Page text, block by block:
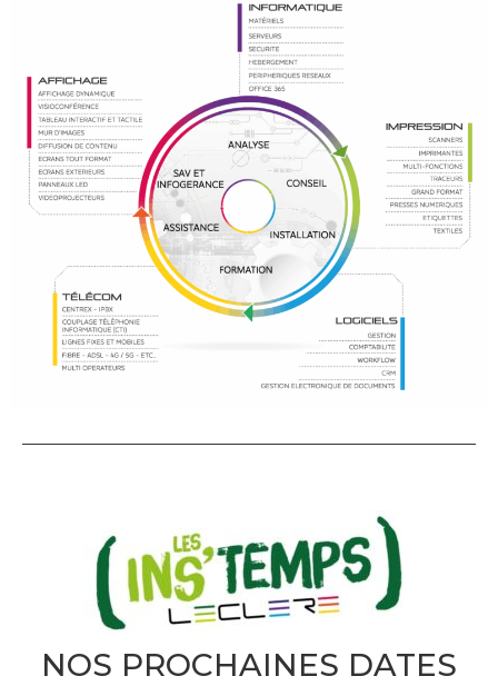
NOS PROCHAINES DATES